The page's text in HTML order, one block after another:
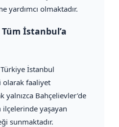
yardımcı olmaktadır.
İstanbul’a
İstanbul
olarak faaliyet
yalnızca Bahçelievler’de
yaşayan
sunmaktadır.